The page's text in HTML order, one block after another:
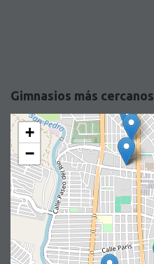
Gimnasios más cercanos
+
−